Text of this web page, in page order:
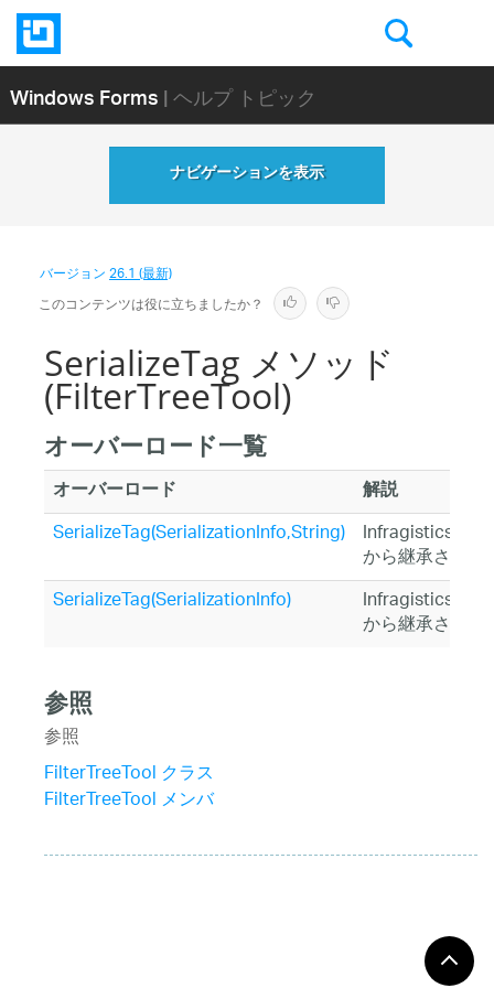
Windows Forms| ヘルプ トピック
ナビゲーションを表示
バージョン26.1 (最新)
このコンテンツは役に立ちましたか？
SerializeTag メソッド
(FilterTreeTool)
オーバーロード一覧
オーバーロード 解説
SerializeTag(SerializationInfo,String)
から継承されま
SerializeTag(SerializationInfo)
から継承されま
参照
参照
FilterTreeTool クラス
FilterTreeTool メンバ